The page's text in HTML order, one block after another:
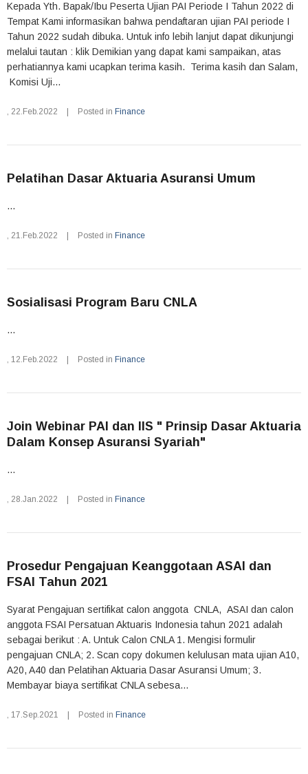
Kepada Yth. Bapak/Ibu Peserta Ujian PAI Periode I Tahun 2022 di
Tempat Kami informasikan bahwa pendaftaran ujian PAI periode I
Tahun 2022 sudah dibuka. Untuk info lebih lanjut dapat dikunjungi
melalui tautan : klik Demikian yang dapat kami sampaikan, atas
perhatiannya kami ucapkan terima kasih. Terima kasih dan Salam,
Komisi Uji...
, 22.Feb.2022 Posted in Finance
Pelatihan Dasar Aktuaria Asuransi Umum
...
, 21.Feb.2022 Posted in Finance
Sosialisasi Program Baru CNLA
...
, 12.Feb.2022 Posted in Finance
Join Webinar PAI dan IIS " Prinsip Dasar Aktuaria
Dalam Konsep Asuransi Syariah"
...
, 28.Jan.2022 Posted in Finance
Prosedur Pengajuan Keanggotaan ASAI dan
FSAI Tahun 2021
Syarat Pengajuan sertifikat calon anggota CNLA, ASAI dan calon
anggota FSAI Persatuan Aktuaris Indonesia tahun 2021 adalah
sebagai berikut : A. Untuk Calon CNLA 1. Mengisi formulir
pengajuan CNLA; 2. Scan copy dokumen kelulusan mata ujian A10,
A20, A40 dan Pelatihan Aktuaria Dasar Asuransi Umum; 3.
Membayar biaya sertifikat CNLA sebesa...
, 17.Sep.2021 Posted in Finance